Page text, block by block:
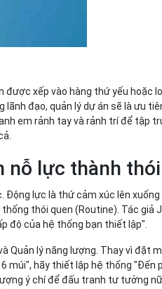
xếp vào hàng thứ yếu hoặc
đạo, quản lý dự án sẽ là ưu
em rảnh tay và rảnh trí để tập
nỗ lực thành
lực là thứ cảm xúc lên
thói quen (Routine). Tác giả
độ của hệ thống bạn thiết lập".
Quản lý năng lượng. Thay vì đặt
múi", hãy thiết lập hệ thống "Đến
ý chí để đấu tranh tư tưởng